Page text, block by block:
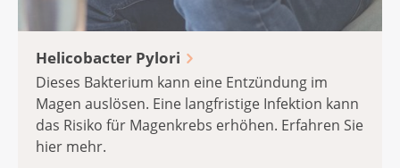
Helicobacter Pylori
Dieses Bakterium kann eine Entzündung im
Magen auslösen. Eine langfristige Infektion kann
das Risiko für Magenkrebs erhöhen. Erfahren Sie
hier mehr.